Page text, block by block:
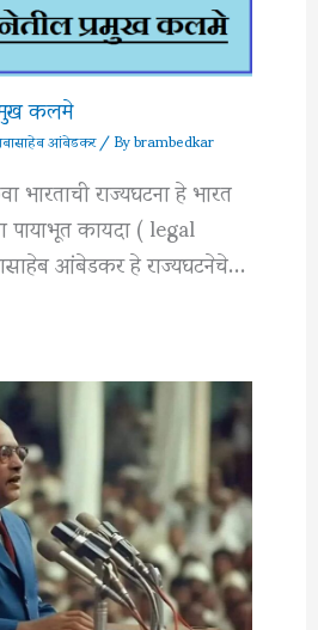
कलमेआंबेडकर/ Bybrambedkar
भारताची राज्यघटना हे भारत
कायदा ( legal
आंबेडकर हे राज्यघटनेचे…